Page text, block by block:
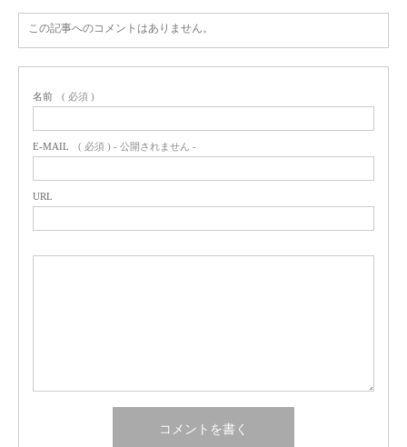
この記事へのコメントはありません。
名前 ( 必須 )
E-MAIL ( 必須 ) - 公開されません -
URL